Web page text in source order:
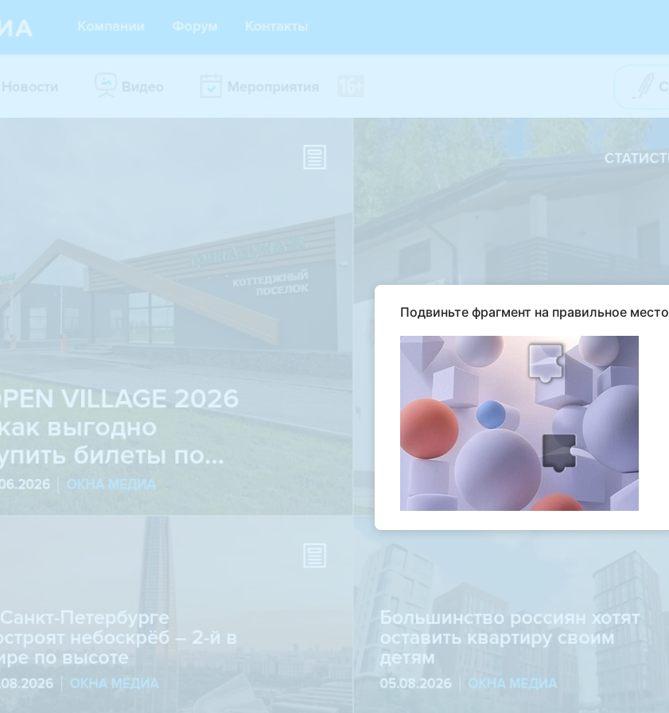
Подвиньте фрагмент на правильное место